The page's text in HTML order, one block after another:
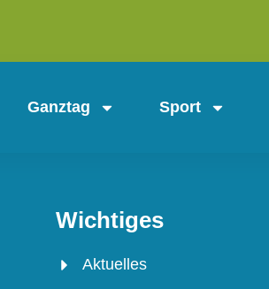
Ganztag Sport
Wichtiges
Aktuelles